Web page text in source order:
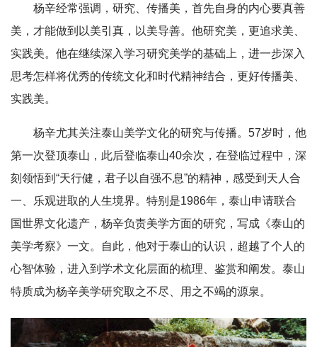
杨辛经常强调，研究、传播美，首先自身的内心要真善
美，才能做到以美引真，以美导善。他研究美，更追求美、
实践美。他在继续深入学习研究美学的基础上，进一步深入
思考怎样将优秀的传统文化和时代精神结合，更好传播美、
实践美。
杨辛尤其关注泰山美学文化的研究与传播。57岁时，他
第一次登顶泰山，此后登临泰山40余次，在登临过程中，深
刻领悟到“天行健，君子以自强不息”的精神，感受到天人合
一、乐观进取的人生境界。特别是1986年，泰山申请联合
国世界文化遗产，杨辛负责美学方面的研究，写成《泰山的
美学考察》一文。自此，他对于泰山的认识，超越了个人的
心智体验，进入到学术文化层面的梳理、鉴赏和阐发。泰山
特质成为杨辛美学研究取之不尽、用之不竭的源泉。